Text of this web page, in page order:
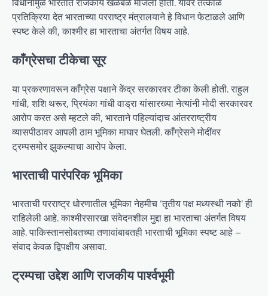
प्रतिक्रिया देत भारताच्या परराष्ट्र मंत्रालयाने हे विधान फेटाळले आणि
स्पष्ट केले की, काश्मीर हा भारताचा अंतर्गत विषय आहे.
काँग्रेसचा टीकेचा सूर
या प्रकरणावरून काँग्रेस पक्षाने केंद्र सरकारवर टीका केली होती. राहुल
गांधी, शशि थरूर, प्रियंका गांधी वाड्रा यांसारख्या नेत्यांनी मोदी सरकारवर
आरोप करत असे म्हटले की, भारताने पहिल्यांदाच आंतरराष्ट्रीय
व्यासपीठावर आपली ठाम भूमिका माघार घेतली. काँग्रेसने मोदींवर
ट्रम्पसमोर झुकल्याचा आरोप केला.
भारताची पारंपरिक भूमिका
भारताची परराष्ट्र धोरणातील भूमिका नेहमीच ‘तृतीय पक्ष मध्यस्थी नको’ ही
राहिलेली आहे. काश्मीरसारखा संवेदनशील मुद्दा हा भारताचा अंतर्गत विषय
आहे. पाकिस्तानसोबतच्या तणावांबाबतही भारताची भूमिका स्पष्ट आहे –
संवाद केवळ द्विपक्षीय असावा.
ट्रम्पचा उद्देश आणि राजकीय पार्श्वभूमी